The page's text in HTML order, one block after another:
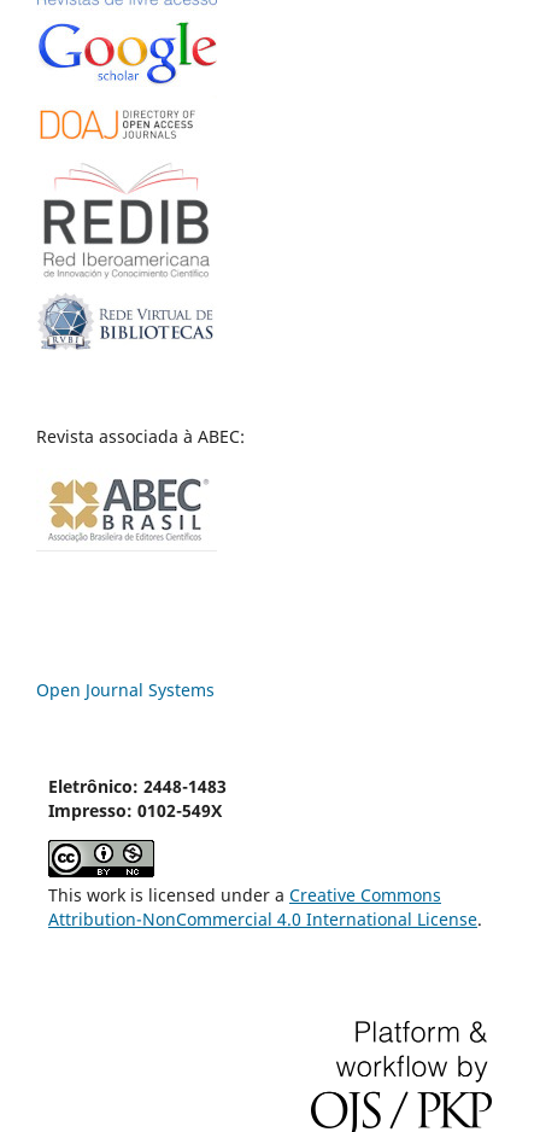
Revista associada à ABEC:
Open Journal Systems
Eletrônico: 2448-1483
Impresso: 0102-549X
This work is licensed under a Creative Commons
Attribution-NonCommercial 4.0 International License.